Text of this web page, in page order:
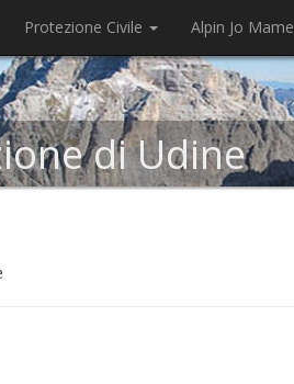
Protezione Civile Alpin Jo Mame
di Udine